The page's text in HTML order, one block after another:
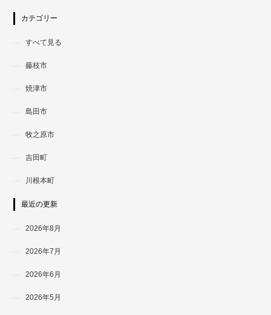
カテゴリー
すべて見る
藤枝市
焼津市
島田市
牧之原市
吉田町
川根本町
最近の更新
2026年8月
2026年7月
2026年6月
2026年5月